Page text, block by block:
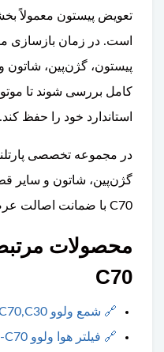
تعویض پیستون معمولاً
است. در زمان بازسازی
پیستون، گژن‌پین، شاتون و
کامل بررسی شوند تا
استاندارد خود را حفظ کند.
در مجموعه تخصصی
گژن‌پین، شاتون و سایر
C70 با ضمانت اصالت عرضه می‌شود.
محصولات
C70
🔗 شمع ولوو V40,C70,C30
🔗 فیلتر هوا ولوو V40-C30-C70